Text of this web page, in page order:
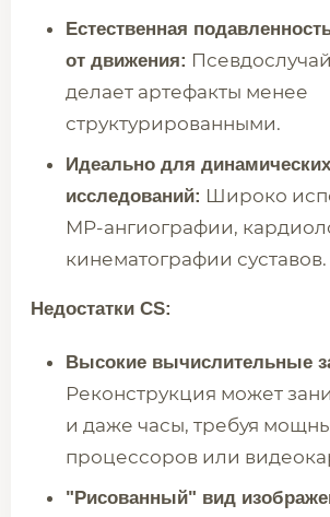
Естественная
от движения:
делает артефакты менее
структурированными.
Идеально для динамических
исследований: Широко
МР-ангиографии,
кинематографии суставов.
Недостатки CS:
Высокие вычислительные
Реконструкция может
и даже часы, требуя
процессоров или
"Рисованный" вид